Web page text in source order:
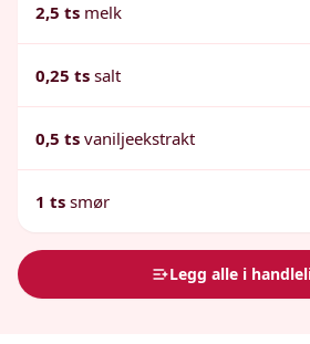
2,5 ts melk
0,25 ts salt
0,5 ts vaniljeekstrakt
1 ts smør
Legg alle i